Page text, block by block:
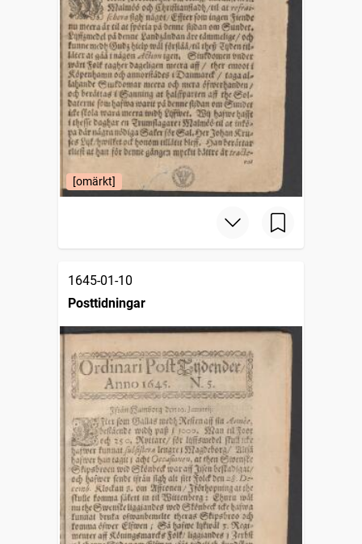
[omärkt]
1645-01-10
Posttidningar